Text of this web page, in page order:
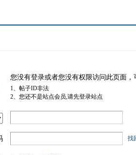
您没有登录或者您没有权限访问此页面
1、帖子ID非法
2、您还不是站点会员,请先登录站点
找